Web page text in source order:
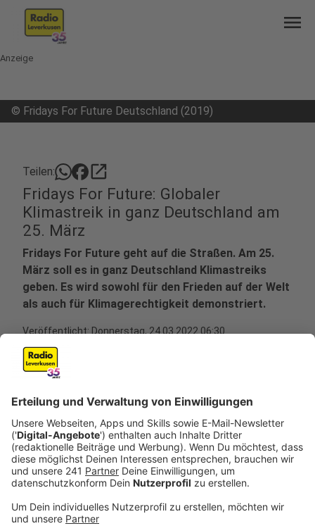
menu
Anzeige
© Fridays For Future Deutschland (2019)
Teilen: open_in_new
Fridays For Future: Globaler
Klimastreik in ganz Deutschland am
25. März
Fridays For Future geht auf die Straßen. Am 25.
März soll es in ganz Deutschland Klimastreiks
geben. Es wird sowohl für den Frieden auf der Welt
als auch für Klimagerechtigkeit demonstriert.
Veröffentlicht: Donnerstag, 24.03.2022 06:30
Anzeige
Über 200 Demonstrationen sind in Deutschland schon
angemeldet: Fridays For Future haben zu ihrem
nächsten globalen Klimastreik aufgerufen. Diesmal
steht auch der Ukraine-Krieg im Mittelpunkt, möchten
die Aktivistinnen und Aktivisten auch für Frieden auf
der Welt demonstrieren. Für fossile Energien wie
Kohle, Gas oder Öl zahle die EU laut Fridays For Future